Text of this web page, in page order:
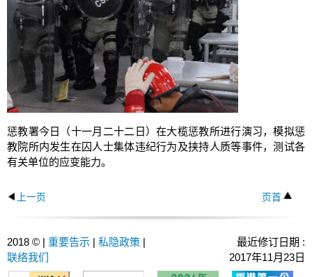
惩教署今日（十一月二十二日）在大榄惩教所进行演习，模拟惩
教院所内发生在囚人士集体违纪行为及挟持人质等事件，测试各
有关单位的应变能力。
上一页 页首
2018 © | 重要告示 | 私隐政策 |
联络我们
最近修订日期 :
2017年11月23日